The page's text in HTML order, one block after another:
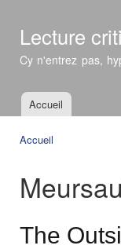
Lecture
Cy n'entrez pas,
Menu principal
Accueil
Accueil
The